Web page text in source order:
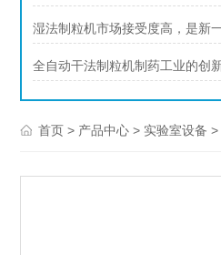
湿法制粒机市场接受度高，是新
全自动干法制粒机制药工业的创
首页 > 产品中心 > 实验室设备